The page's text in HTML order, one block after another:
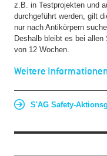
z.B. in Testprojekten und
durchgeführt werden, gilt
nur nach Antikörpern
Deshalb bleibt es bei
von 12 Wochen.
Weitere Informationen
S'AG Safety-